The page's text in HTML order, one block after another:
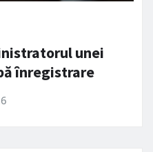
unei
înregistrare